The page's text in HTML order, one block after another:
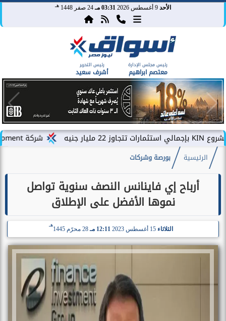
الأحد 03:31 مـ 24 صفر 1448 هـ
رئيس مجلس الإدارة
معتصم ابراهيم
رئيس التحرير
أشرف سعيد
شركة PLDG Development تفتح باب الحجز للمرحلة الثانية من مشروع «إطلالة» بمدينة...
الرئيسية بورصة وشركات
أرباح إي فاينانس النصف سنوية تواصل
نموها الأفضل على الإطلاق
الثلاثاء 12:11 مـ 28 محرّم 1445
هـ